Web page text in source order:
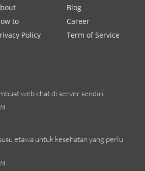
Blog
to
Career
Policy
Term of Service
web chat di server sendiri
etawa untuk kesehatan yang perlu